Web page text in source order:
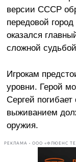
версии СССР
передовой
оказался
сложной
Игрокам
уровни. Герой
Сергей
выживанием
оружия.
РЕКЛАМА • ООО «ФЛЮЕНС